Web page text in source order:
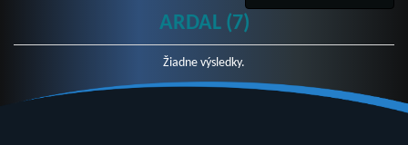
ARDAL (7)
Žiadne výsledky.